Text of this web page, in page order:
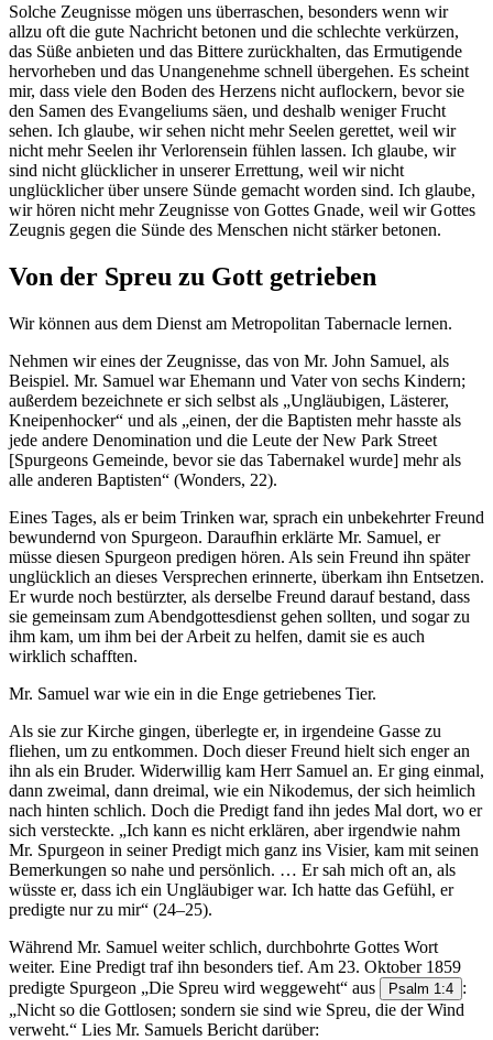
Solche Zeugnisse mögen uns überraschen, besonders wenn wir
allzu oft die gute Nachricht betonen und die schlechte verkürzen,
das Süße anbieten und das Bittere zurückhalten, das Ermutigende
hervorheben und das Unangenehme schnell übergehen. Es scheint
mir, dass viele den Boden des Herzens nicht auflockern, bevor sie
den Samen des Evangeliums säen, und deshalb weniger Frucht
sehen. Ich glaube, wir sehen nicht mehr Seelen gerettet, weil wir
nicht mehr Seelen ihr Verlorensein fühlen lassen. Ich glaube, wir
sind nicht glücklicher in unserer Errettung, weil wir nicht
unglücklicher über unsere Sünde gemacht worden sind. Ich glaube,
wir hören nicht mehr Zeugnisse von Gottes Gnade, weil wir Gottes
Zeugnis gegen die Sünde des Menschen nicht stärker betonen.
Von der Spreu zu Gott getrieben
Wir können aus dem Dienst am Metropolitan Tabernacle lernen.
Nehmen wir eines der Zeugnisse, das von Mr. John Samuel, als
Beispiel. Mr. Samuel war Ehemann und Vater von sechs Kindern;
außerdem bezeichnete er sich selbst als „Ungläubigen, Lästerer,
Kneipenhocker“ und als „einen, der die Baptisten mehr hasste als
jede andere Denomination und die Leute der New Park Street
[Spurgeons Gemeinde, bevor sie das Tabernakel wurde] mehr als
alle anderen Baptisten“ (Wonders, 22).
Eines Tages, als er beim Trinken war, sprach ein unbekehrter Freund
bewundernd von Spurgeon. Daraufhin erklärte Mr. Samuel, er
müsse diesen Spurgeon predigen hören. Als sein Freund ihn später
unglücklich an dieses Versprechen erinnerte, überkam ihn Entsetzen.
Er wurde noch bestürzter, als derselbe Freund darauf bestand, dass
sie gemeinsam zum Abendgottesdienst gehen sollten, und sogar zu
ihm kam, um ihm bei der Arbeit zu helfen, damit sie es auch
wirklich schafften.
Mr. Samuel war wie ein in die Enge getriebenes Tier.
Als sie zur Kirche gingen, überlegte er, in irgendeine Gasse zu
fliehen, um zu entkommen. Doch dieser Freund hielt sich enger an
ihn als ein Bruder. Widerwillig kam Herr Samuel an. Er ging einmal,
dann zweimal, dann dreimal, wie ein Nikodemus, der sich heimlich
nach hinten schlich. Doch die Predigt fand ihn jedes Mal dort, wo er
sich versteckte. „Ich kann es nicht erklären, aber irgendwie nahm
Mr. Spurgeon in seiner Predigt mich ganz ins Visier, kam mit seinen
Bemerkungen so nahe und persönlich. … Er sah mich oft an, als
wüsste er, dass ich ein Ungläubiger war. Ich hatte das Gefühl, er
predigte nur zu mir“ (24–25).
Während Mr. Samuel weiter schlich, durchbohrte Gottes Wort
weiter. Eine Predigt traf ihn besonders tief. Am 23. Oktober 1859
predigte Spurgeon „Die Spreu wird weggeweht“ aus
Psalm 1:4 :
„Nicht so die Gottlosen; sondern sie sind wie Spreu, die der Wind
verweht.“ Lies Mr. Samuels Bericht darüber: